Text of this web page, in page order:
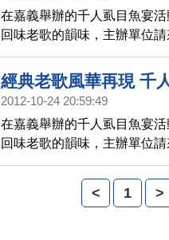
在嘉義舉辦的千人虱目魚宴
回味老歌的韻味，主辦單位
舊金曲，讓民眾能再次回味
經典老歌風華再現 千
2012-10-24 20:59:49
在嘉義舉辦的千人虱目魚宴
回味老歌的韻味，主辦單位
舊金曲，讓民眾能再次回味
< 1 >